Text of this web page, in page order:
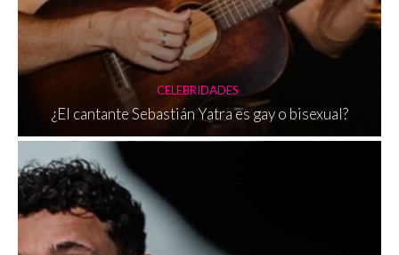
CELEBRIDADES
¿El cantante Sebastián Yatra es gay o bisexual?